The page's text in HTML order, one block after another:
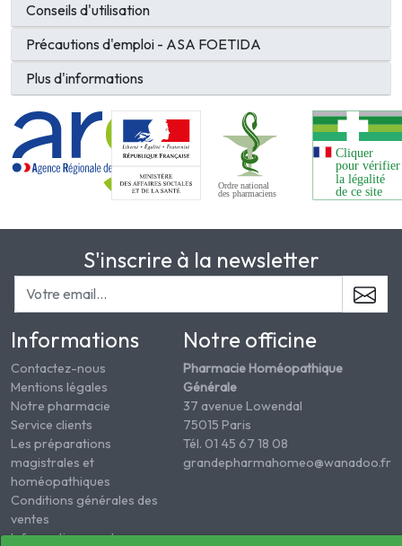
Conseils d'utilisation
Précautions d'emploi - ASA FOETIDA
Plus d'informations
S'inscrire à la newsletter
Informations
Contactez-nous
Mentions légales
Notre pharmacie
Service clients
Les préparations
magistrales et
homéopathiques
Conditions générales des
ventes
Informations sur le
Notre officine
Pharmacie Homéopathique
Générale
37 avenue Lowendal
75015 Paris
Tél. 01 45 67 18 08
grandepharmahomeo@wanadoo.fr